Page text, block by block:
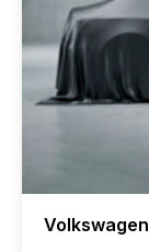
Volkswagen